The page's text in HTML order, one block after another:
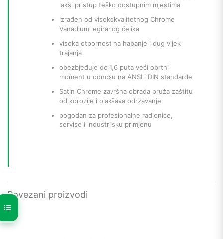
lakši pristup teško dostupnim mjestima
izrađen od visokokvalitetnog Chrome
Vanadium legiranog čelika
visoka otpornost na habanje i dug vijek
trajanja
obezbjeđuje do 1,6 puta veći obrtni
moment u odnosu na ANSI i DIN standarde
Satin Chrome završna obrada pruža zaštitu
od korozije i olakšava održavanje
pogodan za profesionalne radionice,
servise i industrijsku primjenu
Povezani proizvodi